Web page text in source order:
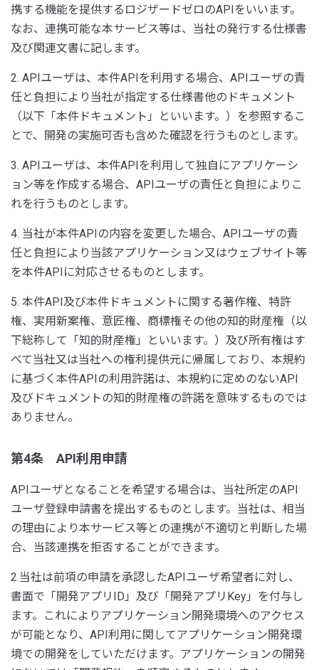
携する機能を提供するロジザードゼロのAPIをいいます。
なお、連携可能な本サービス等は、当社の発行する仕様書
及び関連文書に記します。
2. APIユーザは、本件APIを利用する場合、APIユーザの責
任と負担により当社が指定する仕様書他のドキュメント
（以下「本件ドキュメント」といいます。）を参照するこ
とで、開発の実施可否も含めた確認を行うものとします。
3. APIユーザは、本件APIを利用して独自にアプリケーシ
ョン等を作成する場合、APIユーザの責任と負担によりこ
れを行うものとします。
4. 当社が本件APIの内容を変更した場合、APIユーザの責
任と負担により当該アプリケーション又はウェブサイト等
を本件APIに対応させるものとします。
5. 本件API及び本件ドキュメントに関する著作権、特許
権、実用新案権、意匠権、商標権その他の知的財産権（以
下総称して「知的財産権」といいます。）及び所有権はす
べて当社又は当社への権利提供元に帰属しており、本規約
に基づく本件APIの利用許諾は、本規約に定めのないAPI
及びドキュメントの知的財産権の許諾を意味するものでは
ありません。
第4条 API利用申請
APIユーザとなることを希望する場合は、当社所定のAPI
ユーザ登録申請書を提出するものとします。当社は、相当
の理由により本サービス等との連携が不適切と判断した場
合、当該連携を拒否することができます。
2.当社は前項の申請を承認したAPIユーザ希望者に対し、
書面で「開発アプリID」及び「開発アプリKey」を付与し
ます。これによりアプリケーション開発環境へのアクセス
が可能となり、API利用に関してアプリケーション開発環
境での開発をしていただけます。アプリケーションの開発